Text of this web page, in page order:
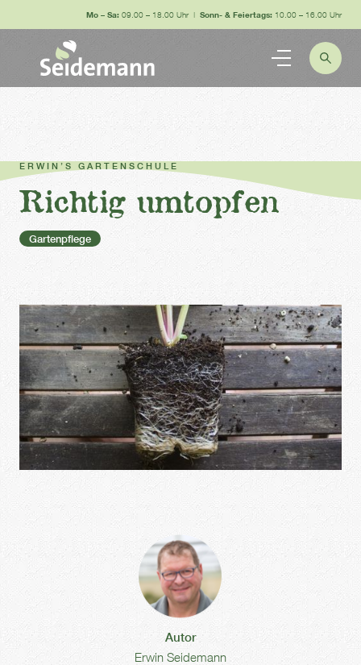
Mo – Sa: 09.00 – 18.00 Uhr | Sonn- & Feiertags: 10.00 – 16.00 Uhr
ERWIN’S GARTENSCHULE
Richtig umtopfen
Gartenpflege
Autor
Erwin Seidemann